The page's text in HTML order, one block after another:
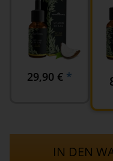
29,90 € *
IN DEN